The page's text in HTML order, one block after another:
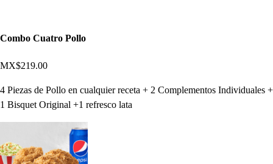
Combo Cuatro Pollo
MX$219.00
4 Piezas de Pollo en cualquier receta + 2 Complementos Individuales +
1 Bisquet Original +1 refresco lata